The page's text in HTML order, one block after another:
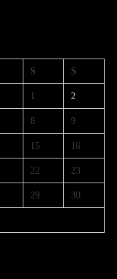
S S
1 2
8 9
15 16
22 23
29 30